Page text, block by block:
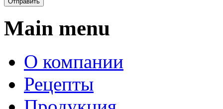
Main menu
О компании
Рецепты